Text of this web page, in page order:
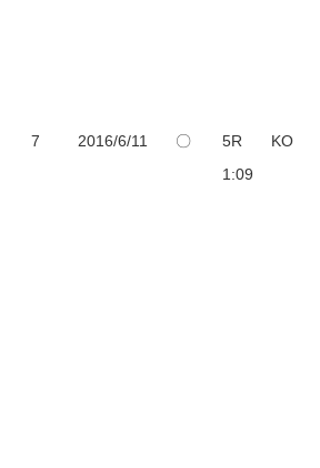
7 2016/6/11 〇
5R
1:09
KO